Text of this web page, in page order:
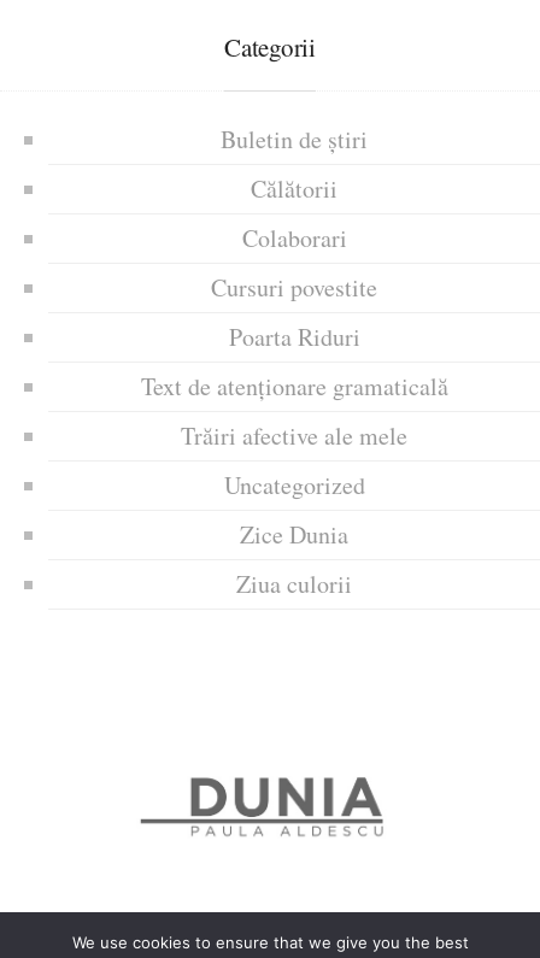
Categorii
Buletin de știri
Călătorii
Colaborari
Cursuri povestite
Poarta Riduri
Text de atenționare gramaticală
Trăiri afective ale mele
Uncategorized
Zice Dunia
Ziua culorii
We use cookies to ensure that we give you the best